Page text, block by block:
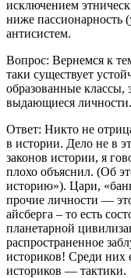
исключением
ниже пассионарность
антисистем.
Вопрос: Вернемся к
таки существует
образованные
выдающиеся
Ответ: Никто не
в истории. Дело не в
законов истории, я
плохо объяснил. (Об
историю»). Цари,
прочие личности —
айсберга – то есть
планетарной
распространенное
историков! Среди них
историков — тактики.